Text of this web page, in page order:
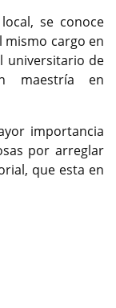
se conoce
mismo cargo en
universitario de
maestría en
importancia
por arreglar
que esta en